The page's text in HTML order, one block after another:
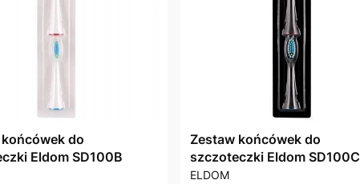
do
Eldom SD100B
Zestaw końcówek do
szczoteczki Eldom SD100C
Eldom SDK100C
PRODUCENT
ELDOM